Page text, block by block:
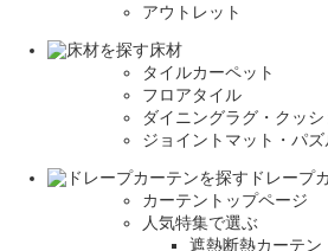
アウトレット
床材
タイルカーペット
フロアタイル
ダイニングラグ・クッ
ジョイントマット・パズ
ドレープ
カーテントップページ
人気特集で選ぶ
遮熱断熱カーテン